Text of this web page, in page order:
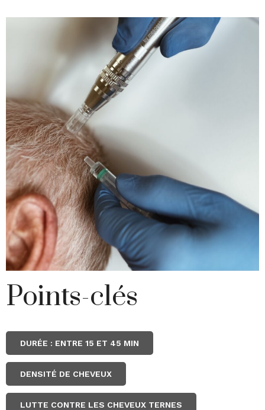
Points-clés
DURÉE : ENTRE 15 ET 45 MIN
DENSITÉ DE CHEVEUX
LUTTE CONTRE LES CHEVEUX TERNES